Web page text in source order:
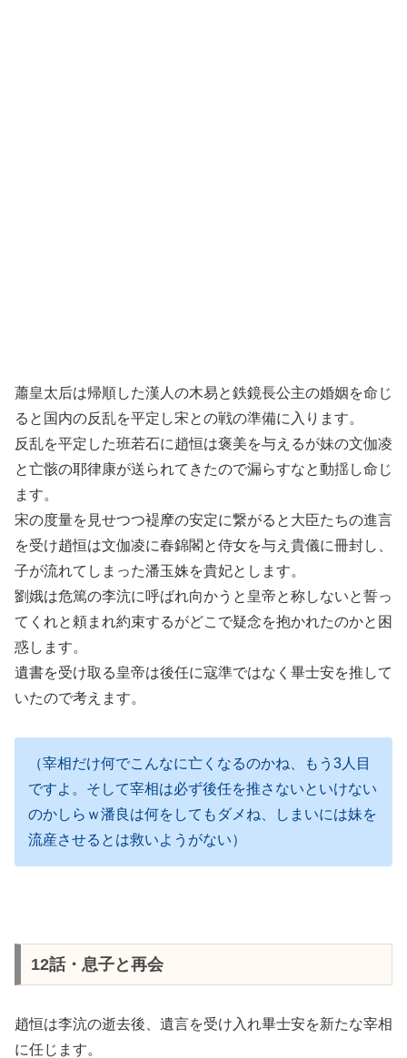
蕭皇太后は帰順した漢人の木易と鉄鏡長公主の婚姻を命じ
ると国内の反乱を平定し宋との戦の準備に入ります。
反乱を平定した班若石に趙恒は褒美を与えるが妹の文伽凌
と亡骸の耶律康が送られてきたので漏らすなと動揺し命じ
ます。
宋の度量を見せつつ褆摩の安定に繋がると大臣たちの進言
を受け趙恒は文伽凌に春錦閣と侍女を与え貴儀に冊封し、
子が流れてしまった潘玉姝を貴妃とします。
劉娥は危篤の李沆に呼ばれ向かうと皇帝と称しないと誓っ
てくれと頼まれ約束するがどこで疑念を抱かれたのかと困
惑します。
遺書を受け取る皇帝は後任に寇準ではなく畢士安を推して
いたので考えます。
（宰相だけ何でこんなに亡くなるのかね、もう3人目
ですよ。そして宰相は必ず後任を推さないといけない
のかしらｗ潘良は何をしてもダメね、しまいには妹を
流産させるとは救いようがない）
12話・息子と再会
趙恒は李沆の逝去後、遺言を受け入れ畢士安を新たな宰相
に任じます。